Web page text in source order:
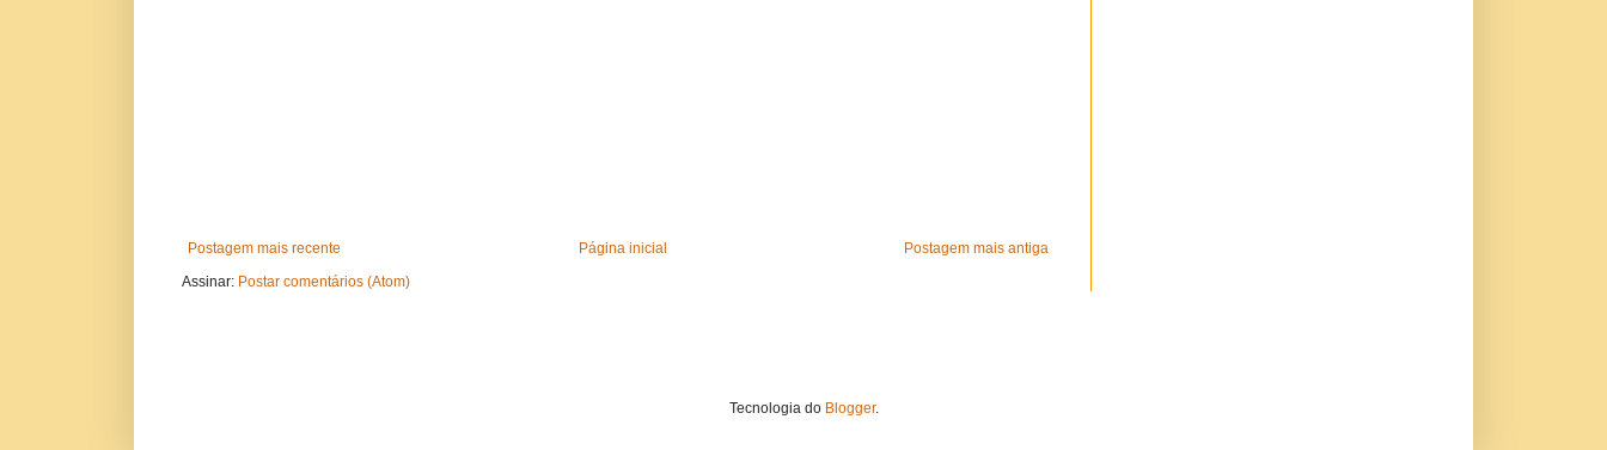
Postagem mais recente Postagem mais antiga
Página inicial
Assinar: Postar comentários (Atom)
Tecnologia do Blogger.